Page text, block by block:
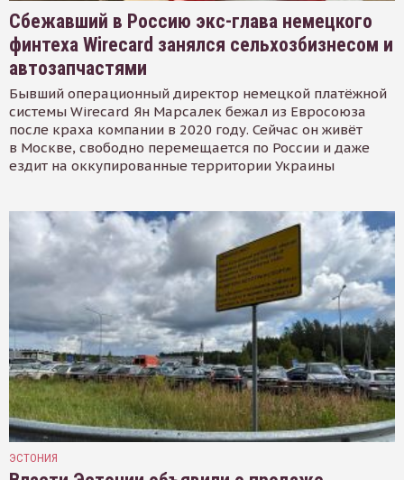
Сбежавший в Россию экс-глава немецкого
финтеха Wirecard занялся сельхозбизнесом и
автозапчастями
Бывший операционный директор немецкой платёжной
системы Wirecard Ян Марсалек бежал из Евросоюза
после краха компании в 2020 году. Сейчас он живёт
в Москве, свободно перемещается по России и даже
ездит на оккупированные территории Украины
ЭСТОНИЯ